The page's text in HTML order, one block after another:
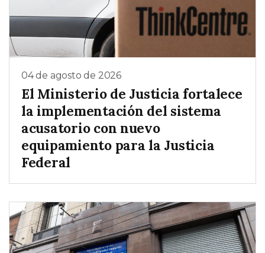
04 de agosto de 2026
El Ministerio de Justicia fortalece
la implementación del sistema
acusatorio con nuevo
equipamiento para la Justicia
Federal